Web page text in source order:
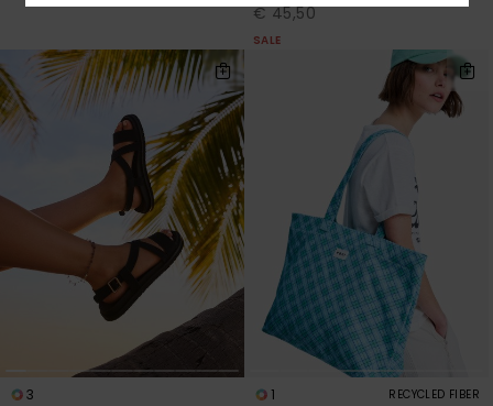
€ 45,50
SALE
3
1 RECYCLED FIBER